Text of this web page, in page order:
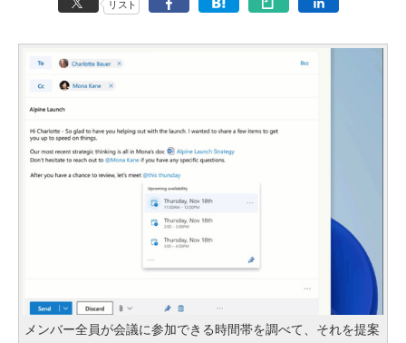
リスト
メンバー全員が会議に参加できる時間帯を調べて、それを提案